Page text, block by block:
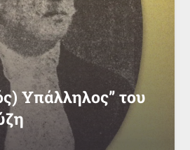
Υπάλληλος” του